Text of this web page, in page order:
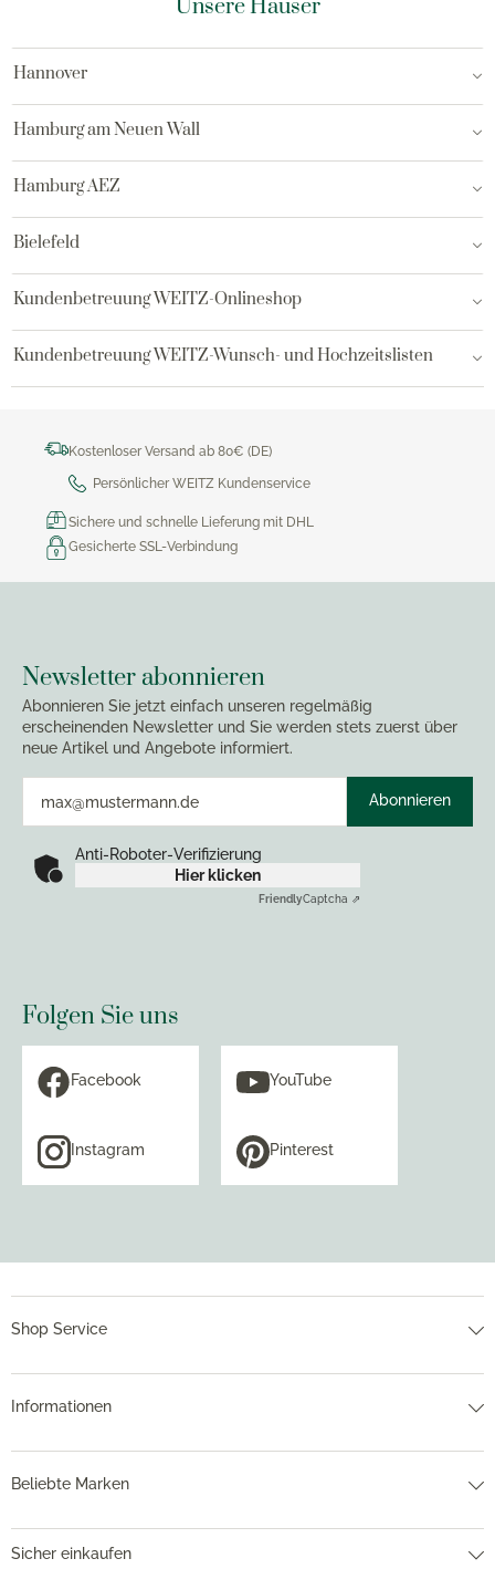
Unsere Häuser
Hannover
Hamburg am Neuen Wall
Hamburg AEZ
Bielefeld
Kundenbetreuung WEITZ-Onlineshop
Kundenbetreuung WEITZ-Wunsch- und Hochzeitslisten
Kostenloser Versand ab 80€ (DE)
Persönlicher WEITZ Kundenservice
Sichere und schnelle Lieferung mit DHL
Gesicherte SSL-Verbindung
Newsletter abonnieren
Abonnieren Sie jetzt einfach unseren regelmäßig
erscheinenden Newsletter und Sie werden stets zuerst über
neue Artikel und Angebote informiert.
Abonnieren
Anti-Roboter-Verifizierung
Hier klicken
FriendlyCaptcha ⇗
Folgen Sie uns
Facebook YouTube
Instagram Pinterest
Shop Service
Informationen
Beliebte Marken
Sicher einkaufen